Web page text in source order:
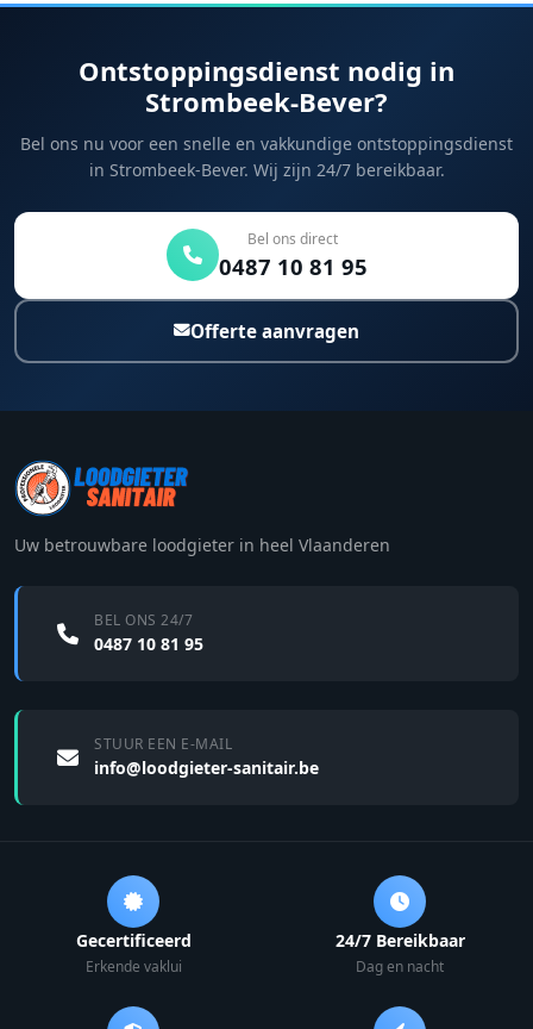
Ontstoppingsdienst nodig in
Strombeek-Bever?
Bel ons nu voor een snelle en vakkundige ontstoppingsdienst
in Strombeek-Bever. Wij zijn 24/7 bereikbaar.
Bel ons direct
0487 10 81 95
Offerte aanvragen
Uw betrouwbare loodgieter in heel Vlaanderen
BEL ONS 24/7
0487 10 81 95
STUUR EEN E-MAIL
info@loodgieter-sanitair.be
Gecertificeerd
Erkende vaklui
24/7 Bereikbaar
Dag en nacht